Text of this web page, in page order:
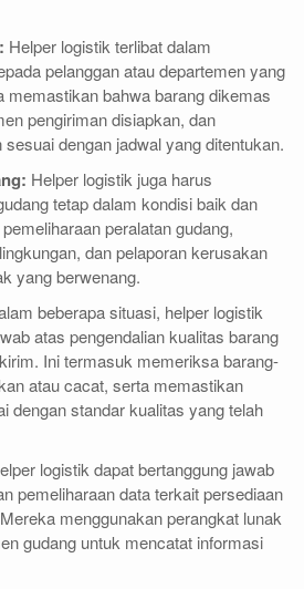
Helper logistik terlibat dalam
pelanggan atau departemen yang
memastikan bahwa barang dikemas
pengiriman disiapkan, dan
dengan jadwal yang ditentukan.
Helper logistik juga harus
tetap dalam kondisi baik dan
peralatan gudang,
dan pelaporan kerusakan
yang berwenang.
beberapa situasi, helper logistik
atas pengendalian kualitas barang
Ini termasuk memeriksa barang-
atau cacat, serta memastikan
dengan standar kualitas yang telah
logistik dapat bertanggung jawab
pemeliharaan data terkait persediaan
menggunakan perangkat lunak
gudang untuk mencatat informasi